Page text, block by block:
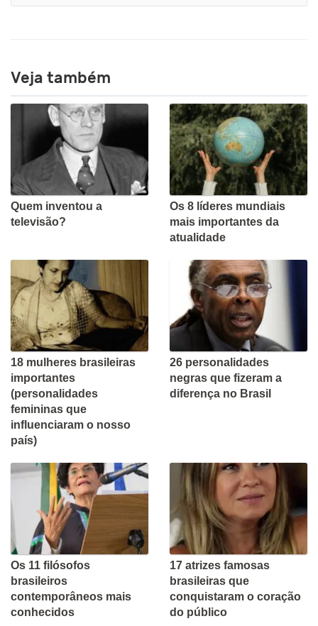
Veja também
Quem inventou a
televisão?
Os 8 líderes mundiais
mais importantes da
atualidade
18 mulheres brasileiras
importantes
(personalidades
femininas que
influenciaram o nosso
país)
26 personalidades
negras que fizeram a
diferença no Brasil
Os 11 filósofos
brasileiros
contemporâneos mais
conhecidos
17 atrizes famosas
brasileiras que
conquistaram o coração
do público